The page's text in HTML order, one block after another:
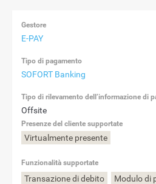
Gestore
E-PAY
Tipo di pagamento
SOFORT Banking
Tipo di rilevamento dell’informazione di
Offsite
Presenze del cliente supportate
Virtualmente presente
Funzionalità supportate
Transazione di debito Modulo di